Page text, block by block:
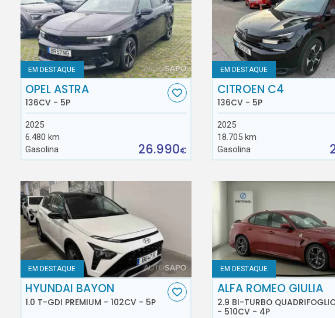
EM DESTAQUE
OPEL ASTRA
136CV - 5P
2025
6.480 km
Gasolina
26.990€
EM DESTAQUE
CITROEN C4
136CV - 5P
2025
18.705 km
Gasolina
EM DESTAQUE
HYUNDAI BAYON
1.0 T-GDI PREMIUM - 102CV - 5P
EM DESTAQUE
ALFA ROMEO GIULIA
2.9 BI-TURBO
- 510CV - 4P